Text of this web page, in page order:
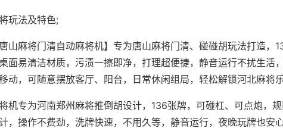
玩法及特色;
唐山麻将门清自动麻将机】专为唐山麻将门清、碰碰胡玩法打造，
面易清洁材质，污渍一擦即净，打理超便捷，静音运行不扰生活
动，可随意摆放客厅、阳台，日常休闲组局，轻松解锁河北麻将乐
机专为河南郑州麻将推倒胡设计，136张牌，可碰杠、可点炮，
，操作不费劲，洗牌快速，不用久等，静音运行，夜晚玩牌也安